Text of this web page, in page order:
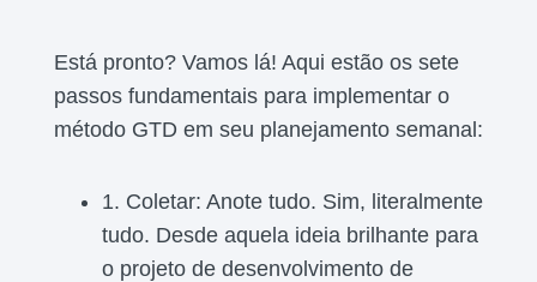
Está pronto? Vamos lá! Aqui estão os sete
passos fundamentais para implementar o
método GTD em seu planejamento semanal:
1. Coletar: Anote tudo. Sim, literalmente
tudo. Desde aquela ideia brilhante para
o projeto de desenvolvimento de